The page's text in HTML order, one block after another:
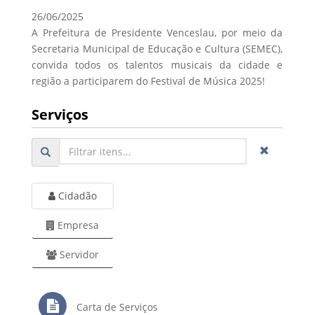
26/06/2025
A Prefeitura de Presidente Venceslau, por meio da
Secretaria Municipal de Educação e Cultura (SEMEC),
convida todos os talentos musicais da cidade e
região a participarem do Festival de Música 2025!
Serviços
Cidadão
Empresa
Servidor
Carta de Serviços